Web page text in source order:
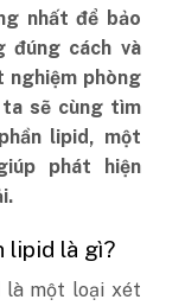
nhất để bảo
đúng cách và
phòng
sẽ cùng tìm
lipid, một
phát hiện
lipid là gì?
là một loại xét